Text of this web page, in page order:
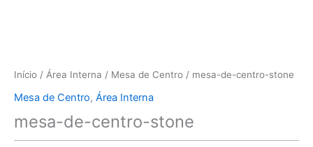
Início / Área Interna / Mesa de Centro / mesa-de-centro-stone
Mesa de Centro, Área Interna
mesa-de-centro-stone